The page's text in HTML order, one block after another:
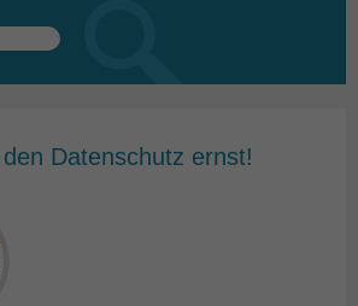
Datenschutz ernst!